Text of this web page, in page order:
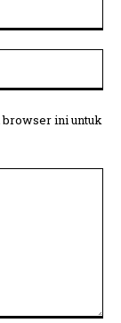
browser ini untuk